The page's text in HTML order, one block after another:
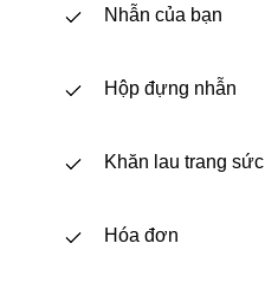
Nhẫn của bạn
Hộp đựng nhẫn
Khăn lau trang sức
Hóa đơn